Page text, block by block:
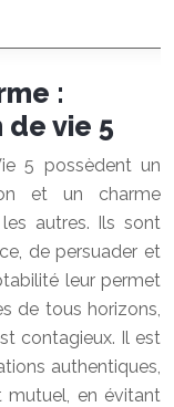
:
de vie 5
5 possèdent un
et un charme
autres. Ils sont
de persuader et
leur permet
de tous horizons,
contagieux. Il est
authentiques,
mutuel, en évitant